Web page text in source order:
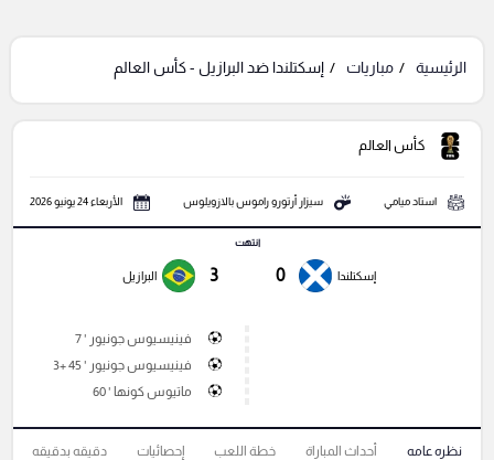
الرئيسية مباريات إسكتلندا ضد البرازيل - كأس العالم
كأس العالم
استاد ميامي سيزار أرتورو راموس بالازويلوس الأربعاء 24 يونيو 2026
إسكتلندا 0
انتهت
3 البرازيل
فينيسيوس جونيور ' 7
فينيسيوس جونيور ' 45 +3
ماتيوس كونها ' 60
نظره عامه أحداث المباراة خطة اللعب إحصائيات دقيقه بدقيقه